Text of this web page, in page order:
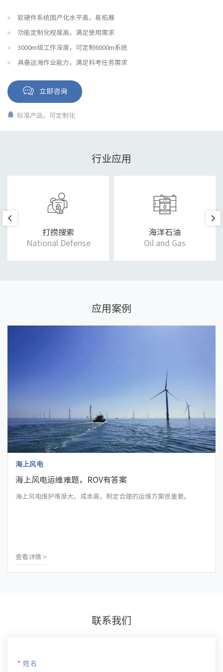
软硬件系统国产化水平高，易拓展
功能定制化程度高，满足使用需求
3000m级工作深度，可定制6000m系统
具备远海作业能力，满足科考任务需求
立即咨询
标准产品，可定制化
行业应用
打捞搜索
National Defense
海洋石油
Oil and Gas
应用案例
海上风电
海上风电运维难题，ROV有答案
海上风电维护难度大、成本高，制定合理的运维方案很重要。
查看详情 >
联系我们
* 姓名